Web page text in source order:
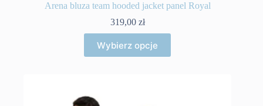
Arena bluza team hooded jacket panel Royal
319,00 zł
Wybierz opcje
produkt
ma